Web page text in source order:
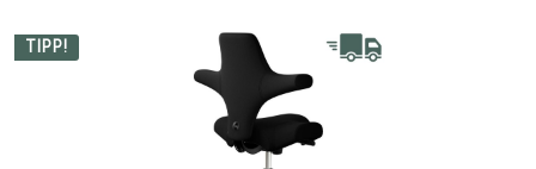
TIPP!